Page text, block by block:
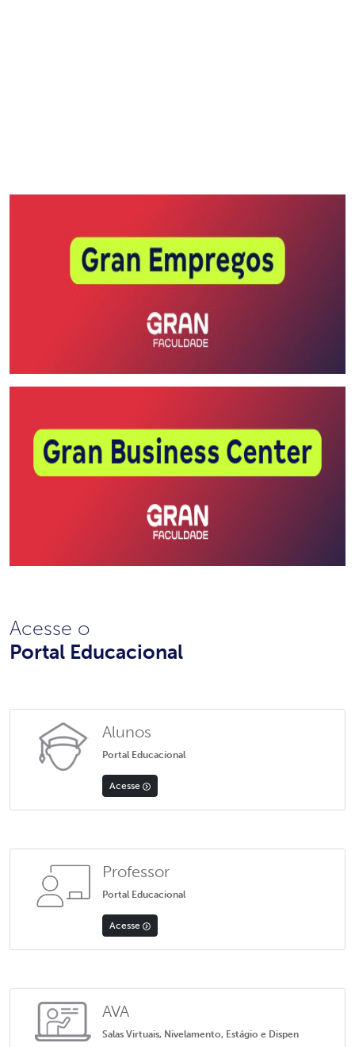
Acesse o
Portal Educacional
Alunos
Portal Educacional
Acesse
Professor
Portal Educacional
Acesse
AVA
Salas Virtuais, Nivelamento, Estágio e Dispen